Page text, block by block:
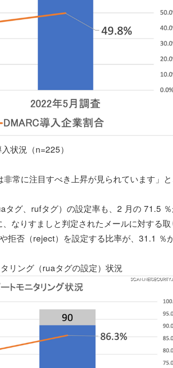
状況（n=225）
常に注目すべき上昇が見られています」と
グ、rufタグ）の設定率も、2 月の 71.5
なりすましと判定されたメールに対する取
拒否（reject）を設定する比率が、31.1 ％
リング（ruaタグの設定）状況